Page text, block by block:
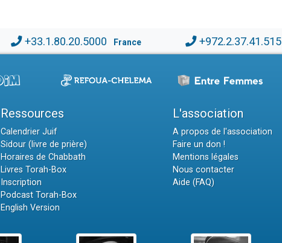
+33.1.80.20.5000 France +972.2.37.41.515
Ressources
Calendrier Juif
Sidour (livre de prière)
Horaires de Chabbath
Livres Torah-Box
Inscription
Podcast Torah-Box
English Version
L'association
A propos de l'association
Faire un don !
Mentions légales
Nous contacter
Aide (FAQ)